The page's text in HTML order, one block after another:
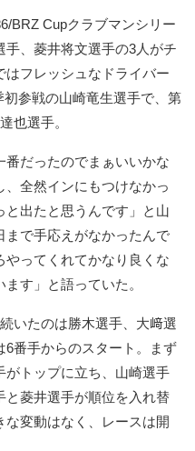
BRZ Cupクラブマンシリー
手、菱井将文選手の3人がチ
はフレッシュなドライバー
参戦の山崎竜生選手で、第
也選手。
番だったのでまぁいいかな
全然インにもつけなかっ
と出たと思うんです」と山
まで手応えがなかったんで
ってくれてかなり良くな
す」と語っていた。
いたのは勝木選手、大﨑選
番手からのスタート。まず
がトップに立ち、山崎選手
と菱井選手が順位を入れ替
な変動はなく、レースは開